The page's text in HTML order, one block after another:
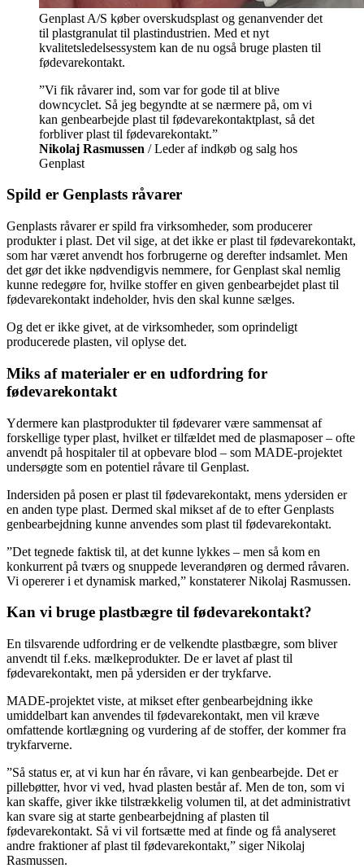
Genplast A/S køber overskudsplast og genanvender det
til plastgranulat til plastindustrien. Med et nyt
kvalitetsledelsessystem kan de nu også bruge plasten til
fødevarekontakt.
”Vi fik råvarer ind, som var for gode til at blive
downcyclet. Så jeg begyndte at se nærmere på, om vi
kan genbearbejde plast til fødevarekontaktplast, så det
forbliver plast til fødevarekontakt.”
Nikolaj Rasmussen / Leder af indkøb og salg hos
Genplast
Spild er Genplasts råvarer
Genplasts råvarer er spild fra virksomheder, som producerer
produkter i plast. Det vil sige, at det ikke er plast til fødevarekontakt,
som har været anvendt hos forbrugerne og derefter indsamlet. Men
det gør det ikke nødvendigvis nemmere, for Genplast skal nemlig
kunne redegøre for, hvilke stoffer en given genbearbejdet plast til
fødevarekontakt indeholder, hvis den skal kunne sælges.
Og det er ikke givet, at de virksomheder, som oprindeligt
producerede plasten, vil oplyse det.
Miks af materialer er en udfordring for
fødevarekontakt
Ydermere kan plastprodukter til fødevarer være sammensat af
forskellige typer plast, hvilket er tilfældet med de plasmaposer – ofte
anvendt på hospitaler til at opbevare blod – som MADE-projektet
undersøgte som en potentiel råvare til Genplast.
Indersiden på posen er plast til fødevarekontakt, mens ydersiden er
en anden type plast. Dermed skal mikset af de to efter Genplasts
genbearbejdning kunne anvendes som plast til fødevarekontakt.
”Det tegnede faktisk til, at det kunne lykkes – men så kom en
konkurrent på tværs og snuppede leverandøren og dermed råvaren.
Vi opererer i et dynamisk marked,” konstaterer Nikolaj Rasmussen.
Kan vi bruge plastbægre til fødevarekontakt?
En tilsvarende udfordring er de velkendte plastbægre, som bliver
anvendt til f.eks. mælkeprodukter. De er lavet af plast til
fødevarekontakt, men på ydersiden er der trykfarve.
MADE-projektet viste, at mikset efter genbearbejdning ikke
umiddelbart kan anvendes til fødevarekontakt, men vil kræve
omfattende kortlægning og vurdering af de stoffer, der kommer fra
trykfarverne.
”Så status er, at vi kun har én råvare, vi kan genbearbejde. Det er
pillebøtter, hvor vi ved, hvad plasten består af. Men de ton, som vi
kan skaffe, giver ikke tilstrækkelig volumen til, at det administrativt
kan svare sig at starte genbearbejdning af plasten til
fødevarekontakt. Så vi vil fortsætte med at finde og få analyseret
andre fraktioner af plast til fødevarekontakt,” siger Nikolaj
Rasmussen.